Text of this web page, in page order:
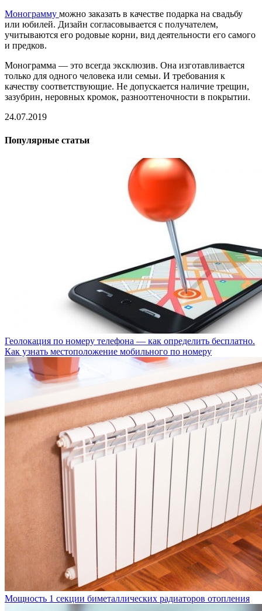
Монограмму можно заказать в качестве подарка на свадьбу
или юбилей. Дизайн согласовывается с получателем,
учитываются его родовые корни, вид деятельности его самого
и предков.
Монограмма — это всегда эксклюзив. Она изготавливается
только для одного человека или семьи. И требования к
качеству соответствующие. Не допускается наличие трещин,
зазубрин, неровных кромок, разнооттеночности в покрытии.
24.07.2019
Популярные статьи
Геолокация по номеру телефона — как определить бесплатно.
Как узнать местоположение мобильного по номеру
Мощность 1 секции биметаллических радиаторов отопления